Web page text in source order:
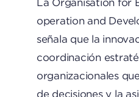
La Organisation for
operation and
señala que la
coordinación
organizacionales
de decisiones y la